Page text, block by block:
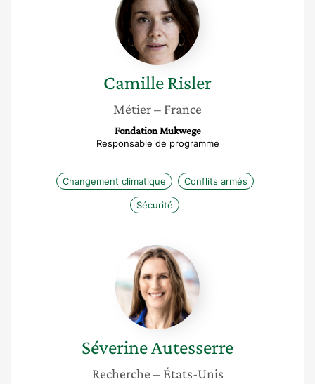
CamilleRisler
Métier– France
Fondation Mukwege
Responsable de programme
Changement climatique Conflits armés
Sécurité
Séverine
Autesserre
SéverineAutesserre
Recherche – États-Unis